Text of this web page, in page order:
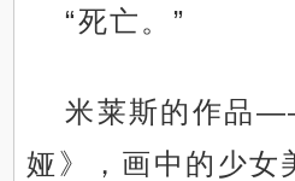
“死亡。”
米莱斯的作品
娅》，画中的少女